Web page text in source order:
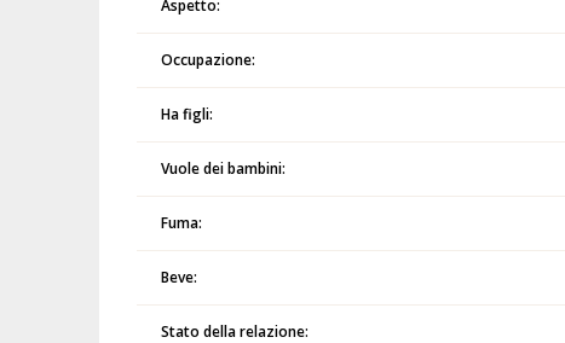
Aspetto:
Occupazione:
Ha figli:
Vuole dei bambini:
Fuma:
Beve:
Stato della relazione: